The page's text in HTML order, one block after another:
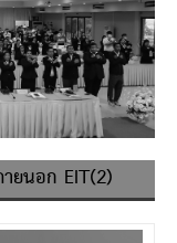
ยนอก EIT(2)